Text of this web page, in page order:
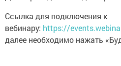
Ссылка для подключения к
вебинару: https://
далее необходимо нажать